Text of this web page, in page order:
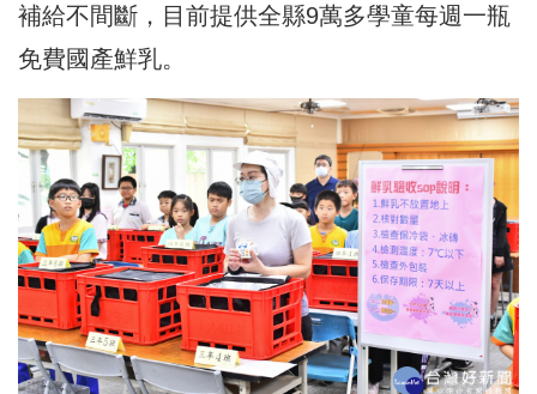
補給不間斷，目前提供全縣9萬多學童每週一瓶
免費國產鮮乳。